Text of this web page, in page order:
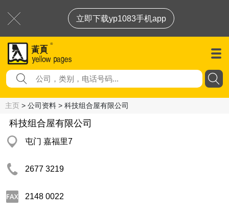
立即下载yp1083手机app
主页 > 公司资料 > 科技组合屋有限公司
科技组合屋有限公司
屯门 嘉福里7
2677 3219
2148 0022